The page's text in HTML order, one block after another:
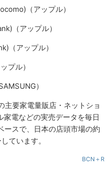
（アップル）
（アップル）
（アップル）
プル）
）
主要家電量販店・ネットショ
家電などの実売データを毎日
ースで、日本の店頭市場の約
ています。
BCN＋R